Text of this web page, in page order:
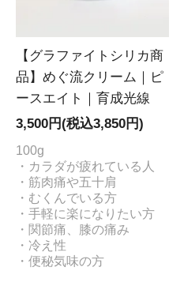
【グラファイトシリカ商
品】めぐ流クリーム｜ピ
ースエイト｜育成光線
3,500円(税込3,850円)
100g
・カラダが疲れている人
・筋肉痛や五十肩
・むくんでいる方
・手軽に楽になりたい方
・関節痛、膝の痛み
・冷え性
・便秘気味の方